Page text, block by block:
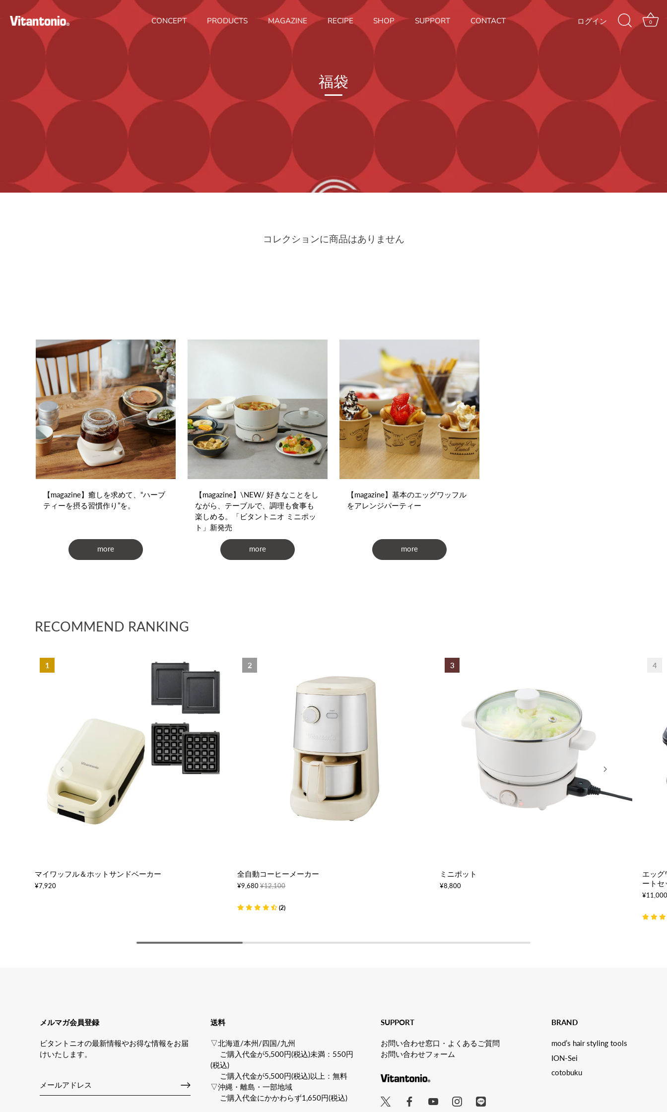
CONCEPT PRODUCTS MAGAZINE RECIPE SHOP SUPPORT CONTACT ログイン 0
福袋
コレクションに商品はありません
【magazine】癒しを求めて、“ハーブ
ティーを摂る習慣作り”を。
more
【magazine】\NEW/ 好きなことをし
ながら、テーブルで、調理も食事も
楽しめる。「ビタントニオ ミニポッ
ト」新発売
more
【magazine】基本のエッグワッフル
をアレンジパーティー
more
RECOMMEND RANKING
1
マイワッフル＆ホットサンドベーカー
¥7,920
2
全自動コーヒーメーカー
¥9,680¥12,100
(2)
3
ミニポット
¥8,800
4
エッ
ートセ
¥11,000
メルマガ会員登録
ビタントニオの最新情報やお得な情報をお届
けいたします。
送料
▽北海道/本州/四国/九州
ご購入代金が5,500円(税込)未満：550円
(税込)
ご購入代金が5,500円(税込)以上：無料
▽沖縄・離島・一部地域
ご購入代金にかかわらず1,650円(税込)
SUPPORT
お問い合わせ窓口・よくあるご質問
お問い合わせフォーム
BRAND
mod’s hair styling tools
ION-Sei
cotobuku